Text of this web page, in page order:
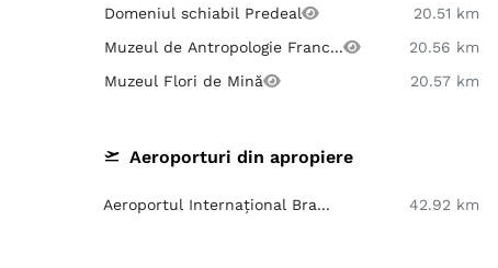
Domeniul schiabil Predeal
20.51 km
Muzeul de Antropologie Franc...
20.56 km
Muzeul Flori de Mină
20.57 km
Aeroporturi din apropiere
Aeroportul Internațional Bra... 42.92 km